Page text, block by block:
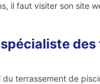
il faut visiter son site
terrassement de